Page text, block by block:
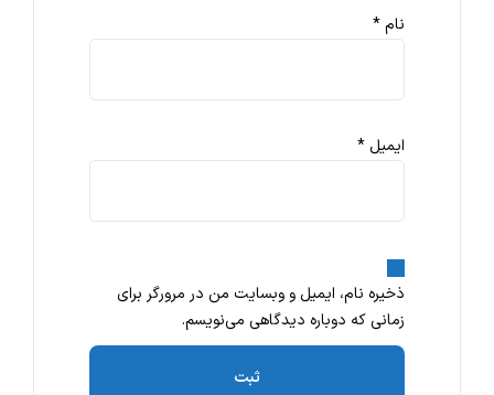
نام*
ایمیل *
ذخیره نام، ایمیل و وبسایت من در مرورگر برای
زمانی که دوباره دیدگاهی می‌نویسم.